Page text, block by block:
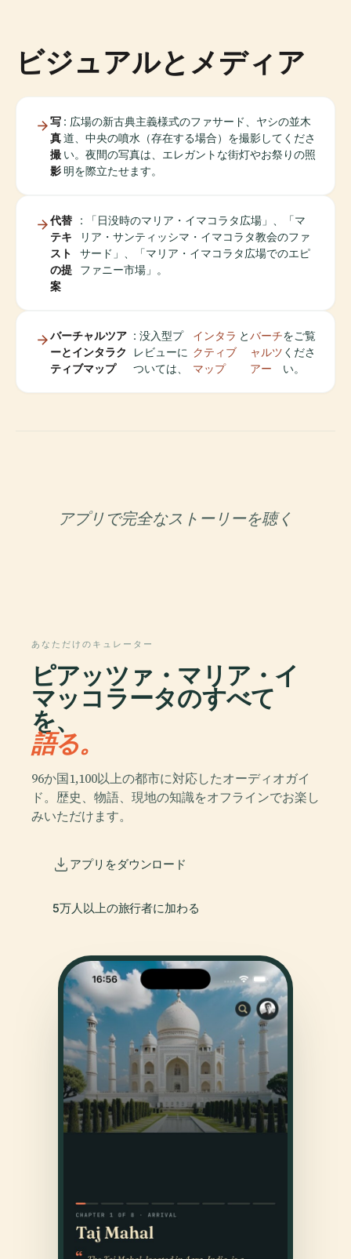
ビジュアルとメディア
写
真
撮
影
: 広場の新古典主義様式のファサード、ヤシの並木
道、中央の噴水（存在する場合）を撮影してくださ
い。夜間の写真は、エレガントな街灯やお祭りの照
明を際立たせます。
代替
テキ
スト
の提
案
: 「日没時のマリア・イマコラタ広場」、「マ
リア・サンティッシマ・イマコラタ教会のファ
サード」、「マリア・イマコラタ広場でのエピ
ファニー市場」。
バーチャルツア
ーとインタラク
ティブマップ
: 没入型プ
レビューに
ついては、
インタラ
クティブ
マップ
とバーチ
ャルツ
アー
をご覧
くださ
い。
アプリで完全なストーリーを聴く
あなただけのキュレーター
ピアッツァ・マリア・イ
マッコラータのすべて
を、
語る。
96か国1,100以上の都市に対応したオーディオガイ
ド。歴史、物語、現地の知識をオフラインでお楽し
みいただけます。
アプリをダウンロード
5万人以上の旅行者に加わる